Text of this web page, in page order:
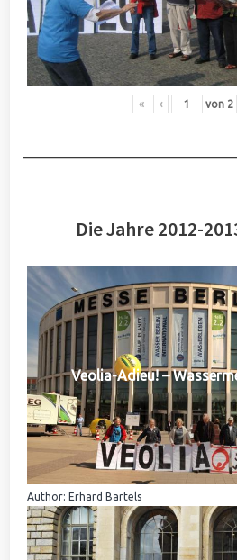
« ‹ von 2
Die Jahre 2012-
Veolia-Adieu! –
Author: Erhard Bartels